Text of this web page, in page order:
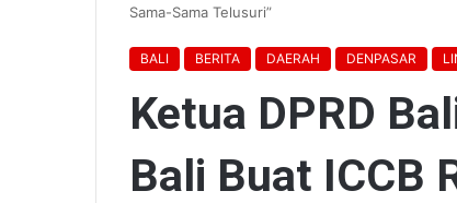
Sama-Sama Telusuri”
BALI BERITA DAERAH DENPASAR
Ketua DPRD
Bali Buat ICCB